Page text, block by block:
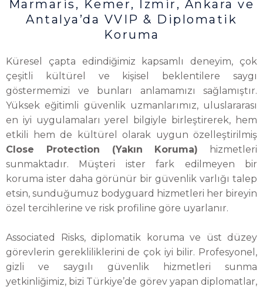
Marmaris, Kemer, İzmir, Ankara ve
Antalya’da VVIP & Diplomatik
Koruma
Küresel çapta edindiğimiz kapsamlı deneyim, çok
çeşitli kültürel ve kişisel beklentilere saygı
göstermemizi ve bunları anlamamızı sağlamıştır.
Yüksek eğitimli güvenlik uzmanlarımız, uluslararası
en iyi uygulamaları yerel bilgiyle birleştirerek, hem
etkili hem de kültürel olarak uygun özelleştirilmiş
Close Protection (Yakın Koruma) hizmetleri
sunmaktadır. Müşteri ister fark edilmeyen bir
koruma ister daha görünür bir güvenlik varlığı talep
etsin, sunduğumuz bodyguard hizmetleri her bireyin
özel tercihlerine ve risk profiline göre uyarlanır.
Associated Risks, diplomatik koruma ve üst düzey
görevlerin gerekliliklerini de çok iyi bilir. Profesyonel,
gizli ve saygılı güvenlik hizmetleri sunma
yetkinliğimiz, bizi Türkiye’de görev yapan diplomatlar,